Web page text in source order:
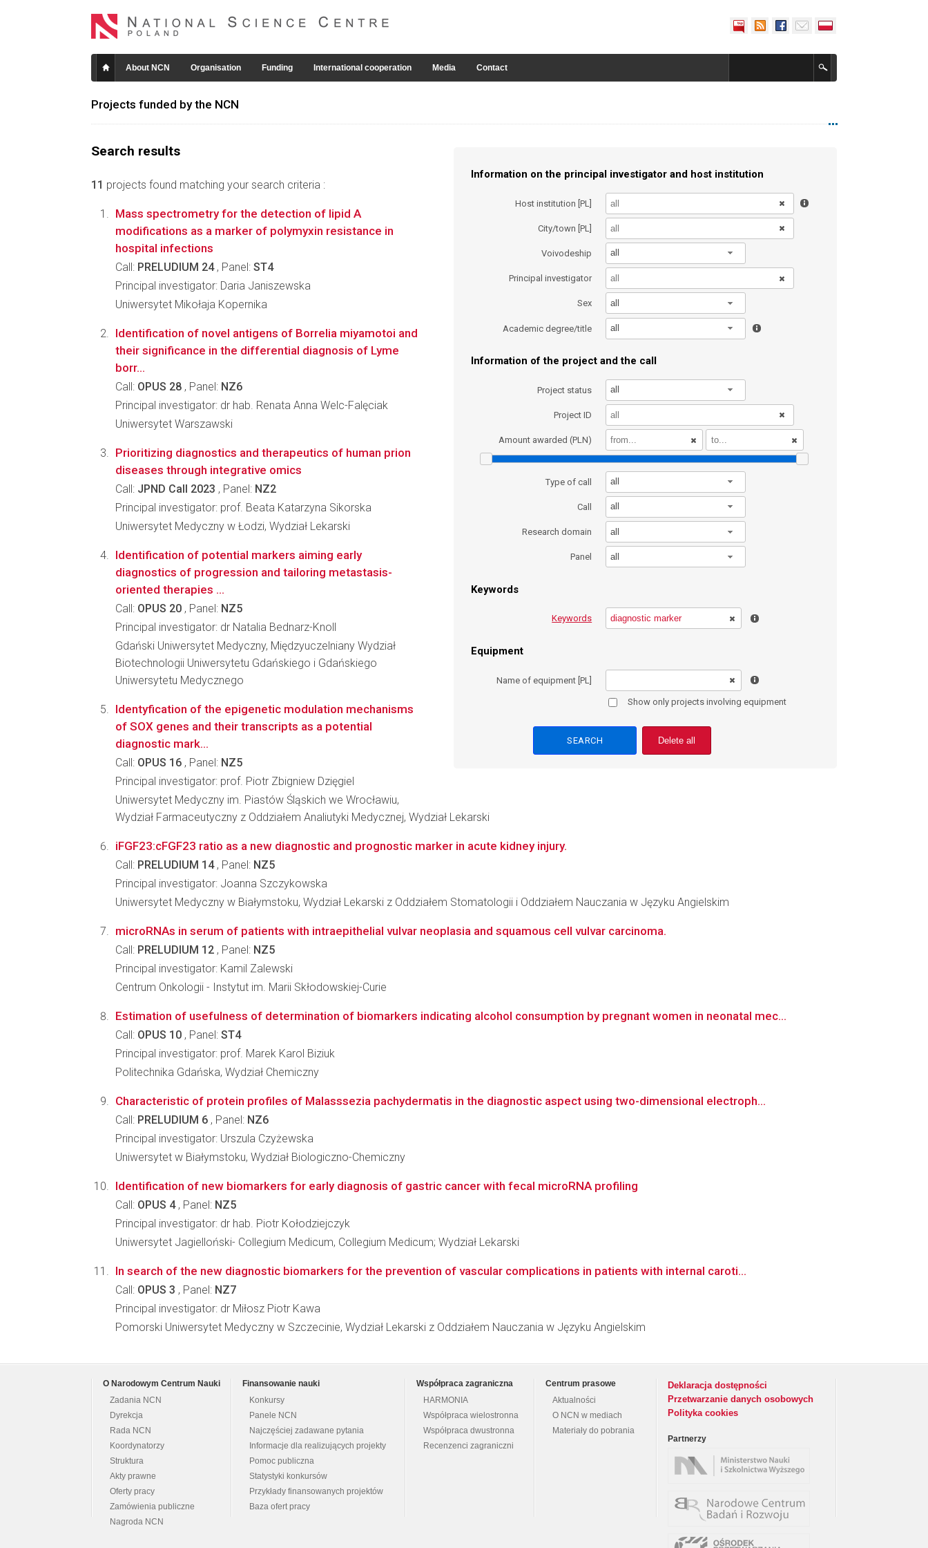
About NCN Organisation Funding International cooperation Media Contact
Projects funded by the NCN
Search results
11 projects found matching your search criteria :
Information on the principal investigator and host institution
Host institution [PL]
City/town [PL]
Voivodeship all
Principal investigator
Sex all
Academic degree/title all
Information of the project and the call
Project status all
Project ID
Amount awarded (PLN)
Type of call all
Call all
Research domain all
Panel all
Keywords
Keywords
Equipment
Name of equipment [PL]
Show only projects involving equipment
Delete all
Mass spectrometry for the detection of lipid A
modifications as a marker of polymyxin resistance in
hospital infections
Call: PRELUDIUM 24, Panel: ST4
Principal investigator: Daria Janiszewska
Uniwersytet Mikołaja Kopernika
Identification of novel antigens of Borrelia miyamotoi and
their significance in the differential diagnosis of Lyme
borr...
Call: OPUS 28 , Panel: NZ6
Principal investigator: dr hab. Renata Anna Welc-Falęciak
Uniwersytet Warszawski
Prioritizing diagnostics and therapeutics of human prion
diseases through integrative omics
Call: JPND Call 2023 , Panel: NZ2
Principal investigator: prof. Beata Katarzyna Sikorska
Uniwersytet Medyczny w Łodzi, Wydział Lekarski
Identification of potential markers aiming early
diagnostics of progression and tailoring metastasis-
oriented therapies ...
Call: OPUS 20 , Panel: NZ5
Principal investigator: dr Natalia Bednarz-Knoll
Gdański Uniwersytet Medyczny, Międzyuczelniany Wydział
Biotechnologii Uniwersytetu Gdańskiego i Gdańskiego
Uniwersytetu Medycznego
Identyfication of the epigenetic modulation mechanisms
of SOX genes and their transcripts as a potential
diagnostic mark...
Call: OPUS 16 , Panel: NZ5
Principal investigator: prof. Piotr Zbigniew Dzięgiel
Uniwersytet Medyczny im. Piastów Śląskich we Wrocławiu,
Wydział Farmaceutyczny z Oddziałem Analiutyki Medycznej, Wydział Lekarski
iFGF23:cFGF23 ratio as a new diagnostic and prognostic marker in acute kidney injury.
Call: PRELUDIUM 14, Panel: NZ5
Principal investigator: Joanna Szczykowska
Uniwersytet Medyczny w Białymstoku, Wydział Lekarski z Oddziałem Stomatologii i Oddziałem Nauczania w Języku Angielskim
microRNAs in serum of patients with intraepithelial vulvar neoplasia and squamous cell vulvar carcinoma.
Call: PRELUDIUM 12 , Panel: NZ5
Principal investigator: Kamil Zalewski
Centrum Onkologii - Instytut im. Marii Skłodowskiej-Curie
Estimation of usefulness of determination of biomarkers indicating alcohol consumption by pregnant women in neonatal mec...
Call: OPUS 10 , Panel: ST4
Principal investigator: prof. Marek Karol Biziuk
Politechnika Gdańska, Wydział Chemiczny
Characteristic of protein profiles of Malasssezia pachydermatis in the diagnostic aspect using two-dimensional electroph...
Call: PRELUDIUM 6 , Panel: NZ6
Principal investigator: Urszula Czyżewska
Uniwersytet w Białymstoku, Wydział Biologiczno-Chemiczny
Identification of new biomarkers for early diagnosis of gastric cancer with fecal microRNA profiling
Call: OPUS 4, Panel: NZ5
Principal investigator: dr hab. Piotr Kołodziejczyk
Uniwersytet Jagielloński- Collegium Medicum, Collegium Medicum; Wydział Lekarski
In search of the new diagnostic biomarkers for the prevention of vascular complications in patients with internal caroti...
Call: OPUS 3 , Panel: NZ7
Principal investigator: dr Miłosz Piotr Kawa
Pomorski Uniwersytet Medyczny w Szczecinie, Wydział Lekarski z Oddziałem Nauczania w Języku Angielskim
O Narodowym Centrum Nauki
Zadania NCN
Dyrekcja
Rada NCN
Koordynatorzy
Struktura
Akty prawne
Oferty pracy
Zamówienia publiczne
Nagroda NCN
Finansowanie nauki
Konkursy
Panele NCN
Najczęściej zadawane pytania
Informacje dla realizujących projekty
Pomoc publiczna
Statystyki konkursów
Przykłady finansowanych projektów
Baza ofert pracy
Współpraca zagraniczna
HARMONIA
Współpraca wielostronna
Współpraca dwustronna
Recenzenci zagraniczni
Centrum prasowe
Aktualności
O NCN w mediach
Materiały do pobrania
Deklaracja dostępności
Przetwarzanie danych osobowych
Polityka cookies
Partnerzy